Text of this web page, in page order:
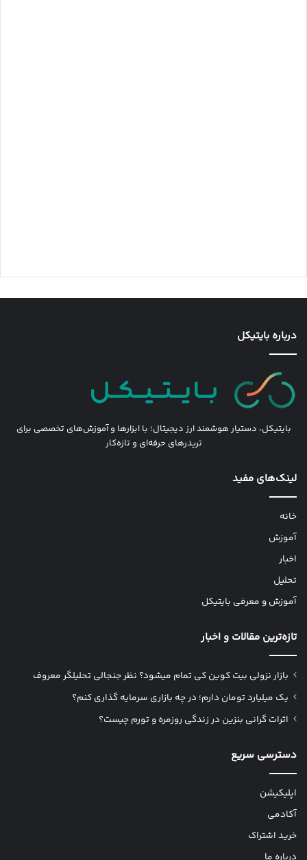
درباره بایتیکل
بایتیکل، دستیار هوشمند ارز دیجیتال؛ با ابزارها و آموزش‌های تخصصی برای
تریدرهای حرفه‌ای و تازه‌کار
لینک‌های مفید
خانه
آموزش
اخبار
تحلیل
آموزش و معرفی بایتیکل
تازه‌ترین مقالات و اخبار
بازار نزولی بیت کوین کی تمام میشود؟ نظر جنجالی تحلیلگر معروف
یک میلیارد تومان دارم؛ در چه بازاری سرمایه گذاری کنم؟
اثرات گرانی بنزین در زندگی روزمره و تورم چیست؟
دسترسی سریع
اپلیکیشن
آکادمی
خرید اشتراک